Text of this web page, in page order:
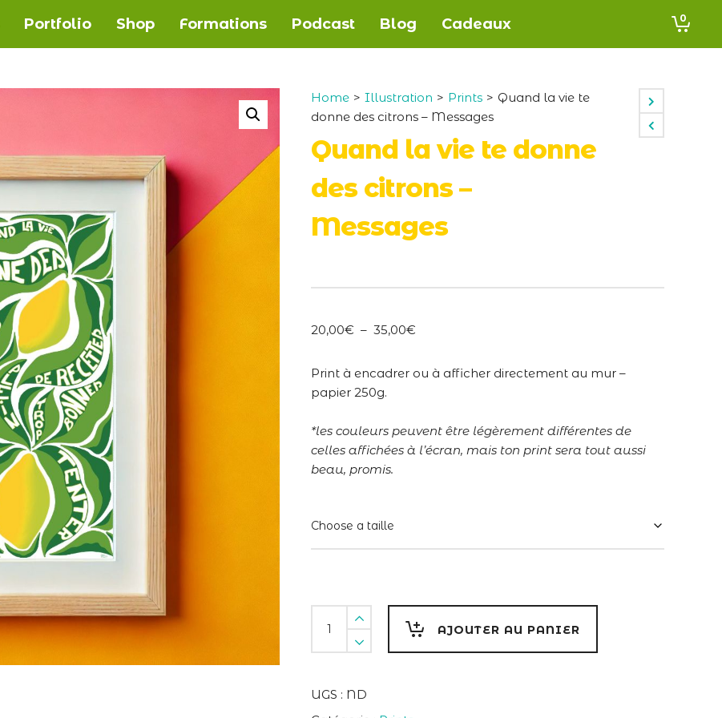
Portfolio Shop Formations Podcast Blog Cadeaux 0
Home > Illustration > Prints > Quand la vie te
donne des citrons – Messages
Quand la vie te donne
des citrons –
Messages
20,00€ – 35,00€
prix :
35,00€
Print à encadrer ou à afficher directement au mur –
papier 250g.
*les couleurs peuvent être légèrement différentes de
celles affichées à l’écran, mais ton print sera tout aussi
beau, promis.
vie
donne
AJOUTER AU PANIER
UGS : ND